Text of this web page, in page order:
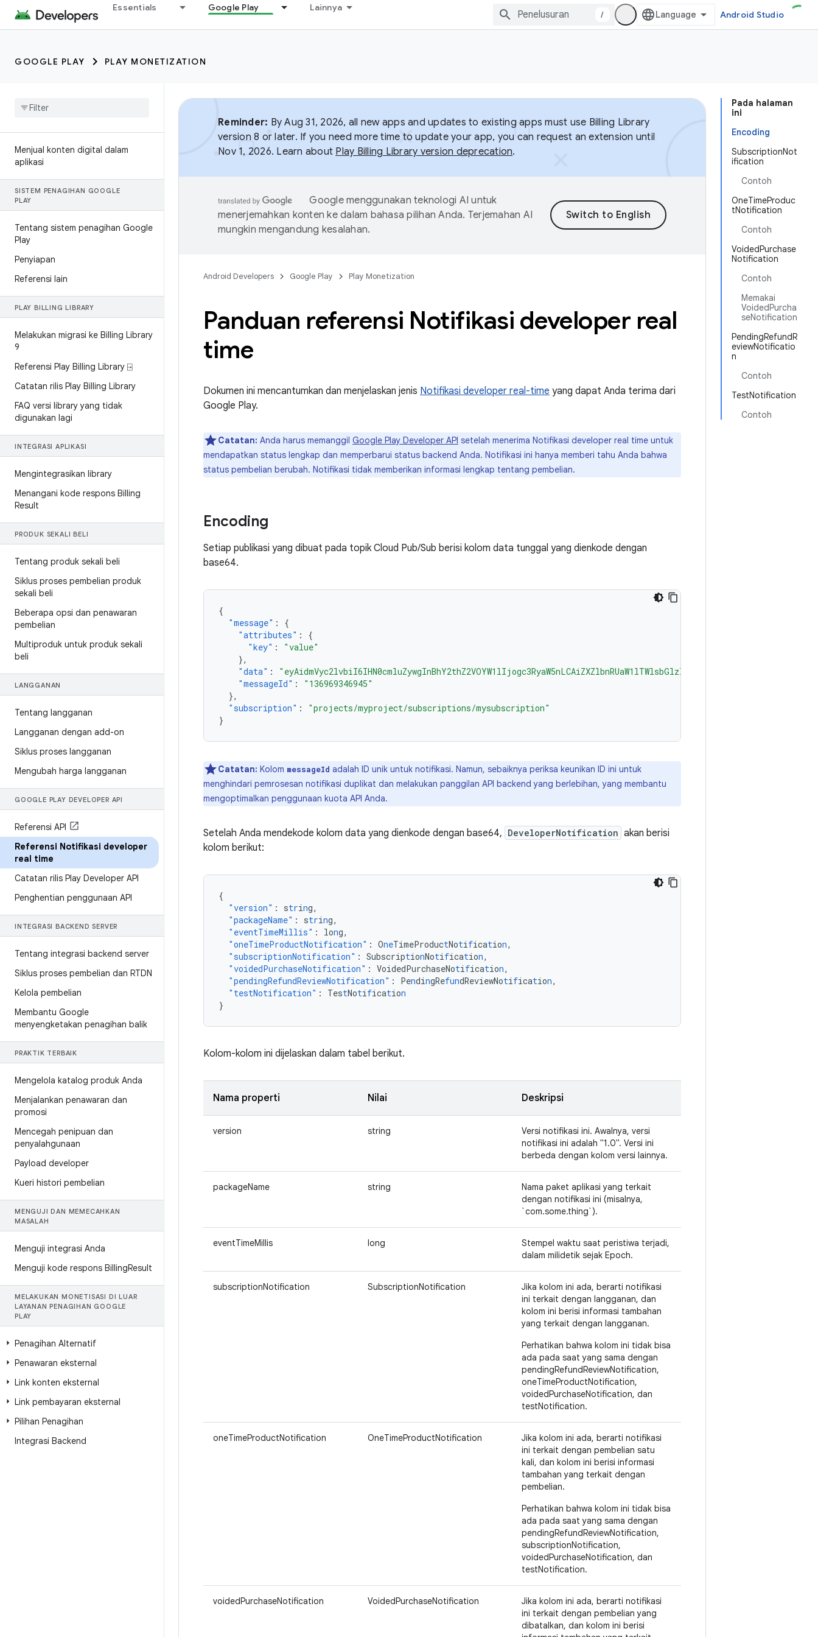
Essentials Google Play Lainnya
/ Android Studio
GOOGLE PLAY PLAY MONETIZATION
Menjual konten digital dalam
aplikasi
SISTEM PENAGIHAN GOOGLE
PLAY
Tentang sistem penagihan Google
Play
Penyiapan
Referensi lain
PLAY BILLING LIBRARY
Melakukan migrasi ke Billing Library
9
Referensi Play Billing Library ⍈
Catatan rilis Play Billing Library
FAQ versi library yang tidak
digunakan lagi
INTEGRASI APLIKASI
Mengintegrasikan library
Menangani kode respons Billing
Result
PRODUK SEKALI BELI
Tentang produk sekali beli
Siklus proses pembelian produk
sekali beli
Beberapa opsi dan penawaran
pembelian
Multiproduk untuk produk sekali
beli
LANGGANAN
Tentang langganan
Langganan dengan add-on
Siklus proses langganan
Mengubah harga langganan
GOOGLE PLAY DEVELOPER API
Referensi API
Referensi Notifikasi developer
real time
Catatan rilis Play Developer API
Penghentian penggunaan API
INTEGRASI BACKEND SERVER
Tentang integrasi backend server
Siklus proses pembelian dan RTDN
Kelola pembelian
Membantu Google
menyengketakan penagihan balik
PRAKTIK TERBAIK
Mengelola katalog produk Anda
Menjalankan penawaran dan
promosi
Mencegah penipuan dan
penyalahgunaan
Payload developer
Kueri histori pembelian
MENGUJI DAN MEMECAHKAN
MASALAH
Menguji integrasi Anda
Menguji kode respons BillingResult
MELAKUKAN MONETISASI DI LUAR
LAYANAN PENAGIHAN GOOGLE
PLAY
Penagihan Alternatif
Penawaran eksternal
Link konten eksternal
Link pembayaran eksternal
Pilihan Penagihan
Integrasi Backend
Pada halaman
ini
Encoding
SubscriptionNot
ification
Contoh
OneTimeProduc
tNotification
Contoh
VoidedPurchase
Notification
Contoh
Memakai
VoidedPurcha
seNotification
PendingRefundR
eviewNotificatio
n
Contoh
TestNotification
Contoh
Reminder: By Aug 31, 2026, all new apps and updates to existing apps must use Billing Library
version 8 or later. If you need more time to update your app, you can request an extension until
Nov 1, 2026. Learn about Play Billing Library version deprecation.
Google menggunakan teknologi AI untuk
menerjemahkan konten ke dalam bahasa pilihan Anda. Terjemahan AI
mungkin mengandung kesalahan.
Android Developers Google Play Play Monetization
Panduan referensi Notifikasi developer real
time
Dokumen ini mencantumkan dan menjelaskan jenis Notifikasi developer real-time yang dapat Anda terima dari
Google Play.
Catatan: Anda harus memanggil Google Play Developer API setelah menerima Notifikasi developer real time untuk
mendapatkan status lengkap dan memperbarui status backend Anda. Notifikasi ini hanya memberi tahu Anda bahwa
status pembelian berubah. Notifikasi tidak memberikan informasi lengkap tentang pembelian.
Encoding
Setiap publikasi yang dibuat pada topik Cloud Pub/Sub berisi kolom data tunggal yang dienkode dengan
base64.
{
"message" :
{
"attributes" :
{
"key" :
"value"
},
"data" :
"messageId" :
"136969346945"
},
"subscription" :
"projects/myproject/subscriptions/mysubscription"
}
Catatan: Kolom messageId adalah ID unik untuk notifikasi. Namun, sebaiknya periksa keunikan ID ini untuk
menghindari pemrosesan notifikasi duplikat dan melakukan panggilan API backend yang berlebihan, yang membantu
mengoptimalkan penggunaan kuota API Anda.
Setelah Anda mendekode kolom data yang dienkode dengan base64, DeveloperNotification akan berisi
kolom berikut:
{
"version" : string,
"packageName" : string,
"eventTimeMillis" : long,
"oneTimeProductNotification" : OneTimeProductNotification,
"subscriptionNotification" : SubscriptionNotification,
"voidedPurchaseNotification" : VoidedPurchaseNotification,
"pendingRefundReviewNotification" : PendingRefundReviewNotification,
"testNotification" : TestNotification
}
Kolom-kolom ini dijelaskan dalam tabel berikut.
Nama properti Nilai Deskripsi
version string
Versi notifikasi ini. Awalnya, versi
notifikasi ini adalah "1.0". Versi ini
berbeda dengan kolom versi lainnya.
packageName string
Nama paket aplikasi yang terkait
dengan notifikasi ini (misalnya,
`com.some.thing`).
eventTimeMillis long
Stempel waktu saat peristiwa terjadi,
dalam milidetik sejak Epoch.
subscriptionNotification SubscriptionNotification
Jika kolom ini ada, berarti notifikasi
ini terkait dengan langganan, dan
kolom ini berisi informasi tambahan
yang terkait dengan langganan.
Perhatikan bahwa kolom ini tidak bisa
ada pada saat yang sama dengan
pendingRefundReviewNotification,
oneTimeProductNotification,
voidedPurchaseNotification, dan
testNotification.
oneTimeProductNotification OneTimeProductNotification
Jika kolom ini ada, berarti notifikasi
ini terkait dengan pembelian satu
kali, dan kolom ini berisi informasi
tambahan yang terkait dengan
pembelian.
Perhatikan bahwa kolom ini tidak bisa
ada pada saat yang sama dengan
pendingRefundReviewNotification,
subscriptionNotification,
voidedPurchaseNotification, dan
testNotification.
voidedPurchaseNotification VoidedPurchaseNotification
Jika kolom ini ada, berarti notifikasi
ini terkait dengan pembelian yang
dibatalkan, dan kolom ini berisi